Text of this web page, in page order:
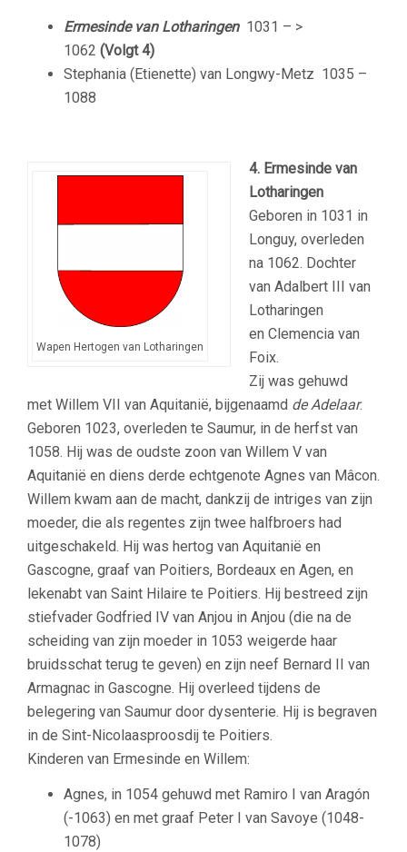
Ermesinde van Lotharingen 1031 – >
1062 (Volgt 4)
Stephania (Etienette) van Longwy-Metz 1035 –
1088
Wapen Hertogen van Lotharingen
4. Ermesinde van
Lotharingen
Geboren in 1031 in
Longuy, overleden
na 1062. Dochter
van Adalbert III van
Lotharingen
en Clemencia van
Foix.
Zij was gehuwd
met Willem VII van Aquitanië, bijgenaamd de Adelaar.
Geboren 1023, overleden te Saumur, in de herfst van
1058. Hij was de oudste zoon van Willem V van
Aquitanië en diens derde echtgenote Agnes van Mâcon.
Willem kwam aan de macht, dankzij de intriges van zijn
moeder, die als regentes zijn twee halfbroers had
uitgeschakeld. Hij was hertog van Aquitanië en
Gascogne, graaf van Poitiers, Bordeaux en Agen, en
lekenabt van Saint Hilaire te Poitiers. Hij bestreed zijn
stiefvader Godfried IV van Anjou in Anjou (die na de
scheiding van zijn moeder in 1053 weigerde haar
bruidsschat terug te geven) en zijn neef Bernard II van
Armagnac in Gascogne. Hij overleed tijdens de
belegering van Saumur door dysenterie. Hij is begraven
in de Sint-Nicolaasproosdij te Poitiers.
Kinderen van Ermesinde en Willem:
Agnes, in 1054 gehuwd met Ramiro I van Aragón
(-1063) en met graaf Peter I van Savoye (1048-
1078)